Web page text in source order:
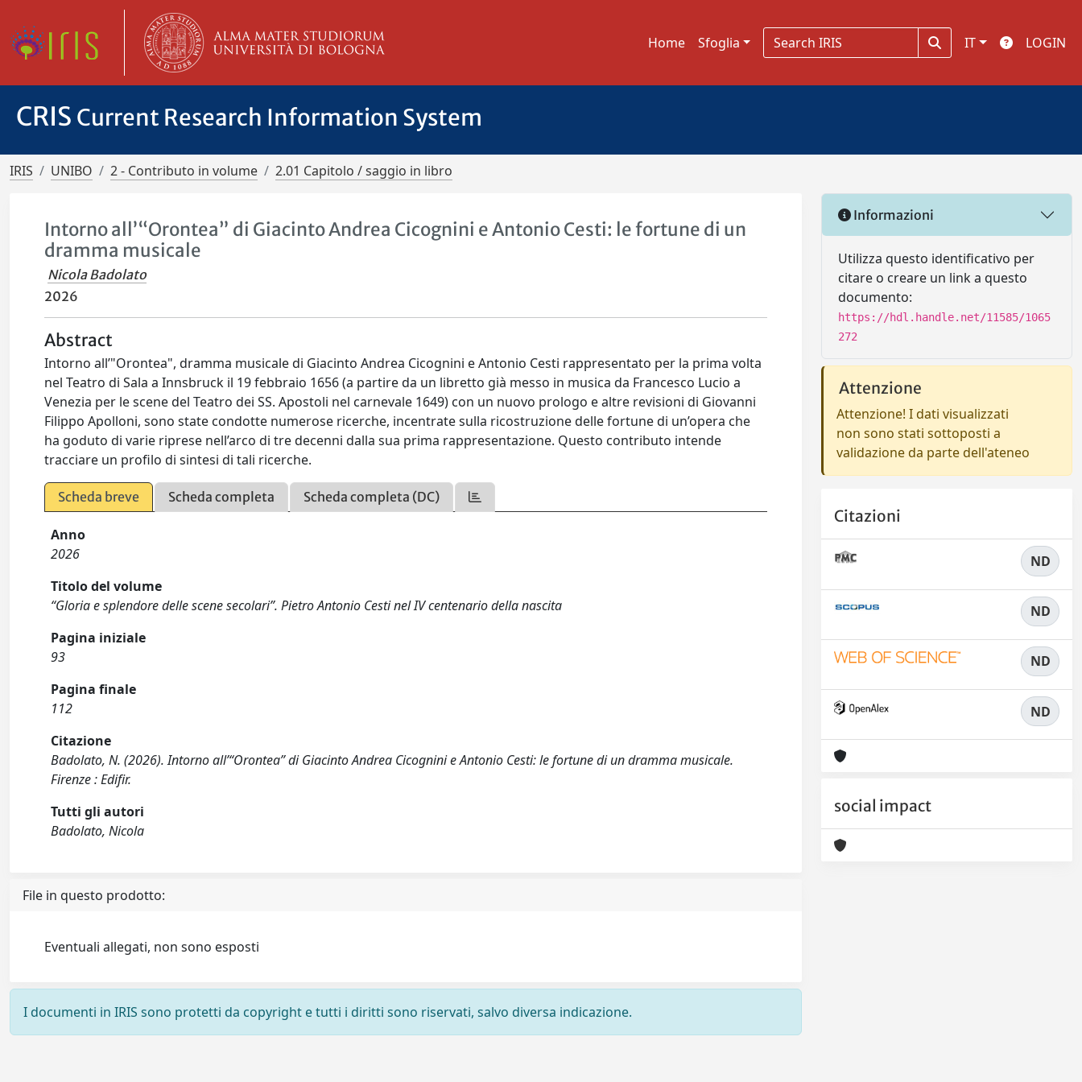
Home Sfoglia IT LOGIN
CRIS Current Research Information System
IRIS UNIBO 2 - Contributo in volume 2.01 Capitolo / saggio in libro
Intorno all’“Orontea” di Giacinto Andrea Cicognini e Antonio Cesti: le fortune di un
dramma musicale
Nicola Badolato
2026
Abstract
Intorno all’"Orontea", dramma musicale di Giacinto Andrea Cicognini e Antonio Cesti rappresentato per la prima volta
nel Teatro di Sala a Innsbruck il 19 febbraio 1656 (a partire da un libretto già messo in musica da Francesco Lucio a
Venezia per le scene del Teatro dei SS. Apostoli nel carnevale 1649) con un nuovo prologo e altre revisioni di Giovanni
Filippo Apolloni, sono state condotte numerose ricerche, incentrate sulla ricostruzione delle fortune di un’opera che
ha goduto di varie riprese nell’arco di tre decenni dalla sua prima rappresentazione. Questo contributo intende
tracciare un profilo di sintesi di tali ricerche.
Scheda breve Scheda completa Scheda completa (DC)
Anno
2026
Titolo del volume
“Gloria e splendore delle scene secolari”. Pietro Antonio Cesti nel IV centenario della nascita
Pagina iniziale
93
Pagina finale
112
Citazione
Badolato, N. (2026). Intorno all’“Orontea” di Giacinto Andrea Cicognini e Antonio Cesti: le fortune di un dramma musicale.
Firenze : Edifir.
Tutti gli autori
Badolato, Nicola
File in questo prodotto:
Eventuali allegati, non sono esposti
I documenti in IRIS sono protetti da copyright e tutti i diritti sono riservati, salvo diversa indicazione.
Informazioni
Utilizza questo identificativo per
citare o creare un link a questo
documento:
https://hdl.handle.net/11585/1065
272
Attenzione
Attenzione! I dati visualizzati
non sono stati sottoposti a
validazione da parte dell'ateneo
Citazioni
ND
ND
ND
ND
social impact